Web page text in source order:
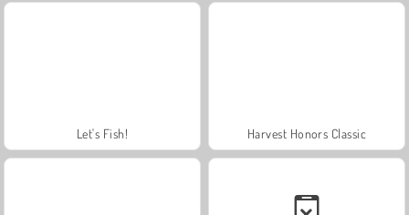
Let's Fish! Harvest Honors Classic